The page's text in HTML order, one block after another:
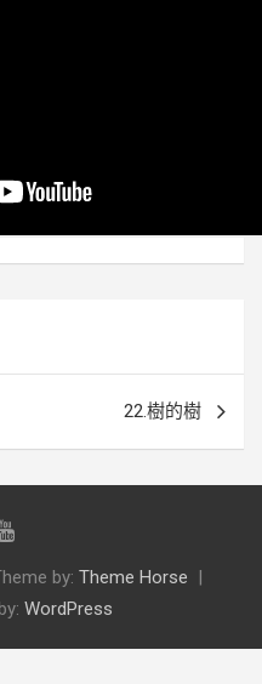
22.樹的樹
by: Theme Horse
WordPress